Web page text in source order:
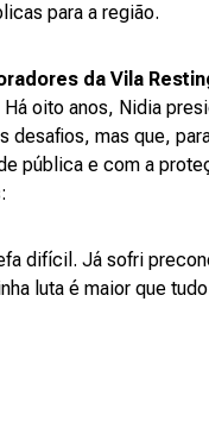
para a região.
da Vila
Há oito anos, Nidia
desafios, mas que,
pública e com a
difícil. Já sofri
luta é maior que